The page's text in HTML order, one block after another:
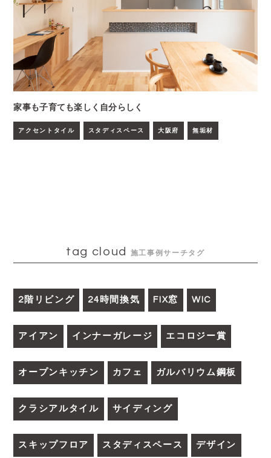
家事も子育ても楽しく自分らしく
アクセントタイル スタディスペース 大阪府 無垢材
tag cloud 施工事例サーチタグ
2階リビング 24時間換気 FIX窓 WIC
アイアン インナーガレージ エコロジー賞
オープンキッチン カフェ ガルバリウム鋼板
クラシアルタイル サイディング
スキップフロア スタディスペース デザイン